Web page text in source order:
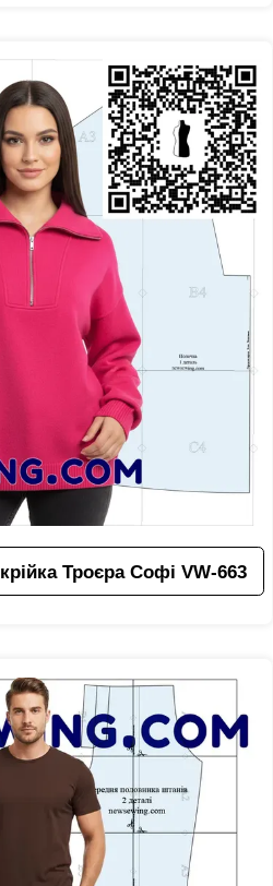
Троєра Софі VW-663